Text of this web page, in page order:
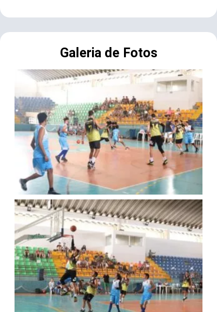
Galeria de Fotos